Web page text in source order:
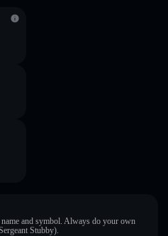
and symbol. Always do your own
Stubby).